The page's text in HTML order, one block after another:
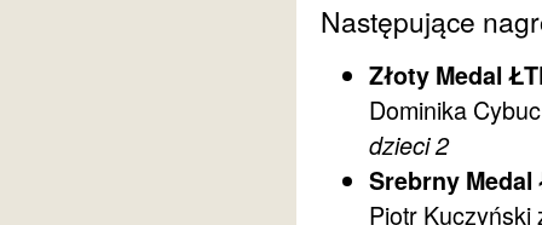
Następujące
Złoty Medal
Dominika
dzieci 2
Srebrny
Piotr